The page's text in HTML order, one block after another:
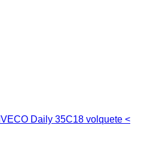
IVECO Daily 35C18 volquete <